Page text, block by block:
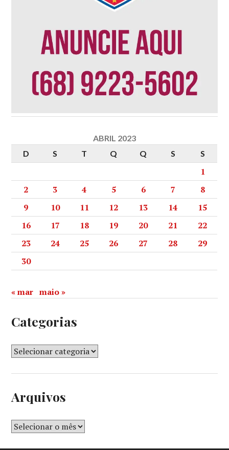
ABRIL 2023
D
S T Q Q S S
1
2
3 4 5 6 7
8
9
10 11 12 13 14
15
16
17 18 19 20 21
22
23
24 25 26 27 28
29
30
« mar maio »
Categorias
Arquivos